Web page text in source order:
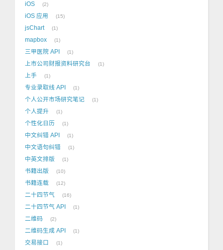
iOS 2
iOS 应用 15
jsChart 1
mapbox 1
三甲医院 API 1
上市公司财报资料研究台 1
上手 1
专业录取线 API 1
个人公开市场研究笔记 1
个人提升 1
个性化日历 1
中文纠错 API 1
中文语句纠错 1
中英文排版 1
书籍出版 10
书籍连载 12
二十四节气 16
二十四节气 API 1
二维码 2
二维码生成 API 1
交易接口 1